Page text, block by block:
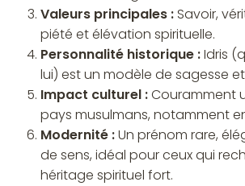
Valeurs principales : Savoir,
piété et élévation spirituelle.
Personnalité historique :Idris
lui) est un modèle de sagesse
Impact culturel :Couramment
pays musulmans, notamment
Modernité :Un prénom rare,
de sens, idéal pour ceux qui
héritage spirituel fort.